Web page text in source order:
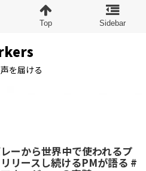
を届ける
ーから世界中で使われるプ
リースし続けるPMが語る #